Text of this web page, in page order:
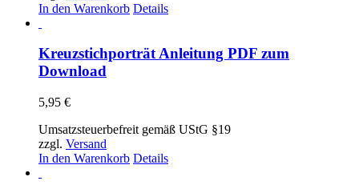
In den Warenkorb Details
Kreuzstichporträt Anleitung PDF zum
Download
5,95 €
Umsatzsteuerbefreit gemäß UStG §19
zzgl. Versand
In den Warenkorb Details